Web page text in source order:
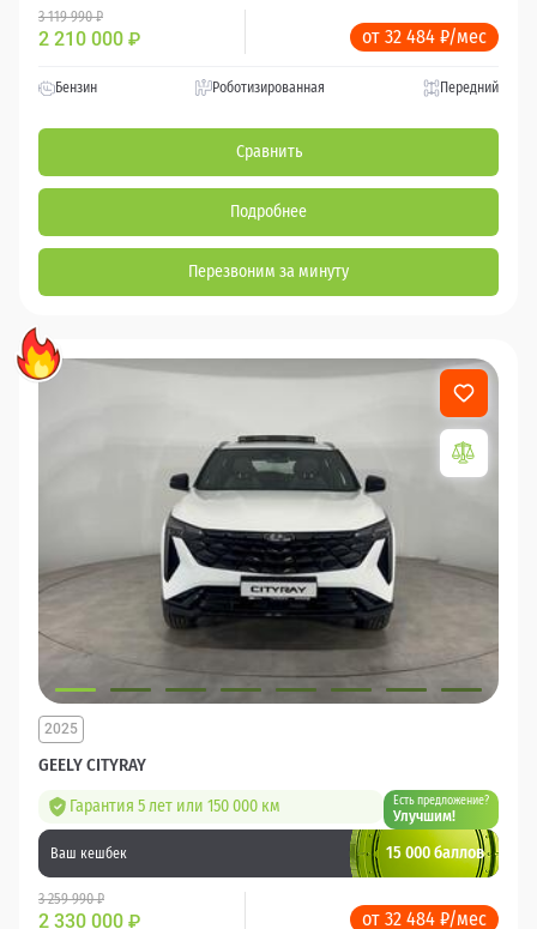
3 119 990 ₽
2 210 000 ₽ от 32 484 ₽/мес
Бензин Роботизированная Передний
Сравнить
Подробнее
Перезвоним за минуту
GEELY CITYRAY
2025
Гарантия 5 лет или 150 000 км Есть предложение?
Улучшим!
Ваш кешбек 15 000 баллов
3 259 990 ₽
2 330 000 ₽ от 32 484 ₽/мес